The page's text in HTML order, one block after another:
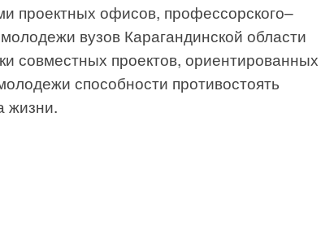
проектных офисов, профессорского–
вузов Карагандинской области
совместных проектов, ориентированных
способности противостоять
жизни.